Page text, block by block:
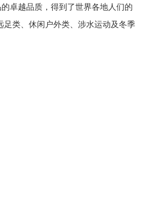
卓越品质，得到了世界各地人们的
类、休闲户外类、涉水运动及冬季